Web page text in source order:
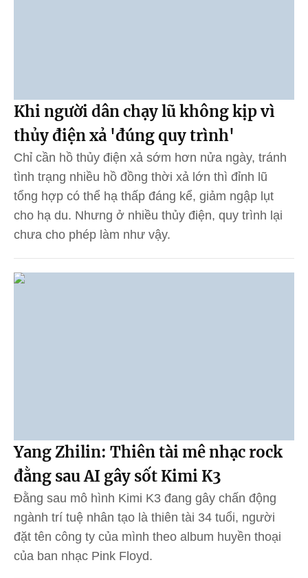
Khi người dân chạy lũ không kịp vì
thủy điện xả 'đúng quy trình'
Chỉ cần hồ thủy điện xả sớm hơn nửa ngày, tránh
tình trạng nhiều hồ đồng thời xả lớn thì đỉnh lũ
tổng hợp có thể hạ thấp đáng kể, giảm ngập lụt
cho hạ du. Nhưng ở nhiều thủy điện, quy trình lại
chưa cho phép làm như vậy.
Yang Zhilin: Thiên tài mê nhạc rock
đằng sau AI gây sốt Kimi K3
Đằng sau mô hình Kimi K3 đang gây chấn động
ngành trí tuệ nhân tạo là thiên tài 34 tuổi, người
đặt tên công ty của mình theo album huyền thoại
của ban nhạc Pink Floyd.